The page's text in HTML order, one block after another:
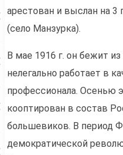
арестован и выслан на
(село Манзурка).
В мае 1916 г. он бежит
нелегально работает в
профессионала. Осенью
кооптирован в состав
большевиков. В период
демократической